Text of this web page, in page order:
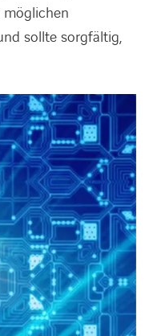
sollte sorgfältig,